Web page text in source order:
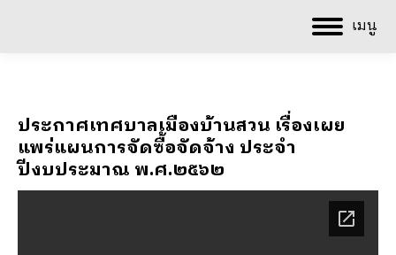
เมนู
ประกาศเทศบาลเมืองบ้านสวน เรื่องเผย
แพร่แผนการจัดซื้อจัดจ้าง ประจำ
ปีงบประมาณ พ.ศ.๒๕๖๒